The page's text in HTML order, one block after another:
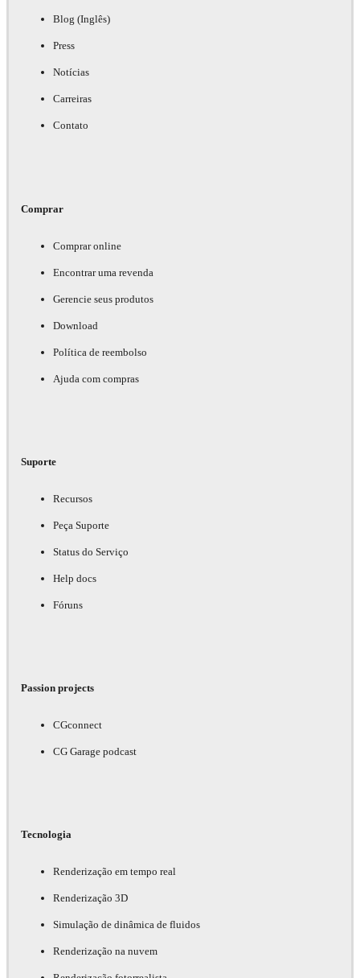
Blog (Inglês)
Press
Notícias
Carreiras
Contato
Comprar
Comprar online
Encontrar uma revenda
Gerencie seus produtos
Download
Política de reembolso
Ajuda com compras
Suporte
Recursos
Peça Suporte
Status do Serviço
Help docs
Fóruns
Passion projects
CGconnect
CG Garage podcast
Tecnologia
Renderização em tempo real
Renderização 3D
Simulação de dinâmica de fluidos
Renderização na nuvem